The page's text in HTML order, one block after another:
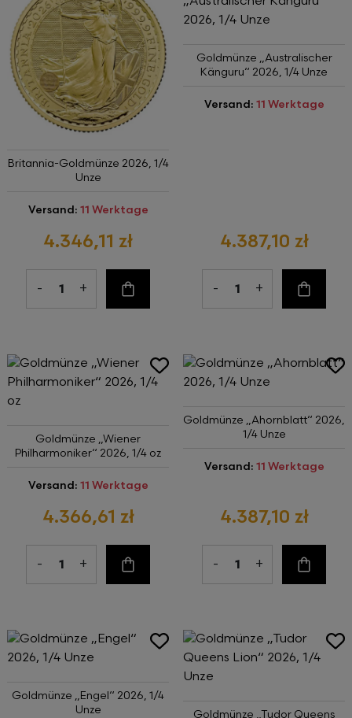
Britannia-Goldmünze 2026, 1/4
Unze
Versand: 11 Werktage
4.346,11 zł
- + Zum Warenkorb
Goldmünze „Australischer
Känguru“ 2026, 1/4 Unze
Versand: 11 Werktage
4.387,10 zł
- + Zum
Goldmünze „Wiener
Philharmoniker“ 2026, 1/4 oz
Versand: 11 Werktage
4.366,61 zł
- + Zum Warenkorb
Goldmünze „Ahornblatt“ 2026,
1/4 Unze
Versand: 11 Werktage
4.387,10 zł
- + Zum
Goldmünze „Engel“ 2026, 1/4
Unze
Goldmünze „Tudor Queens